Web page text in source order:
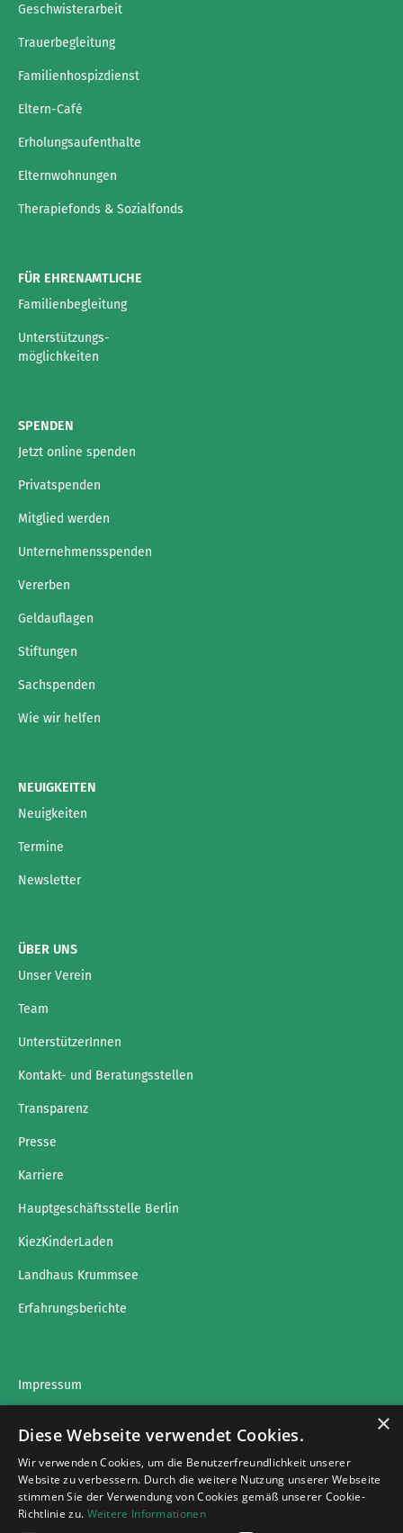
Geschwisterarbeit
Trauerbegleitung
Familienhospizdienst
Eltern-Café
Erholungsaufenthalte
Elternwohnungen
Therapiefonds & Sozialfonds
FÜR EHRENAMTLICHE
Familienbegleitung
Unterstützungs-
möglichkeiten
SPENDEN
Jetzt online spenden
Privatspenden
Mitglied werden
Unternehmensspenden
Vererben
Geldauflagen
Stiftungen
Sachspenden
Wie wir helfen
NEUIGKEITEN
Neuigkeiten
Termine
Newsletter
ÜBER UNS
Unser Verein
Team
UnterstützerInnen
Kontakt- und Beratungsstellen
Transparenz
Presse
Karriere
Hauptgeschäftsstelle Berlin
KiezKinderLaden
Landhaus Krummsee
Erfahrungsberichte
Impressum
Impressumg
×
Diese Webseite verwendet Cookies.
Wir verwenden Cookies, um die Benutzerfreundlichkeit unserer
Website zu verbessern. Durch die weitere Nutzung unserer Webseite
stimmen Sie der Verwendung von Cookies gemäß unserer Cookie-
Richtlinie zu. Weitere Informationen